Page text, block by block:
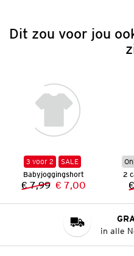
Dit zou voor jou
3 voor 2
SALE
Babyjoggingshort
Vorige prijs:
€ 7,99 Nieuwe prijs:
€ 7,00
in alle